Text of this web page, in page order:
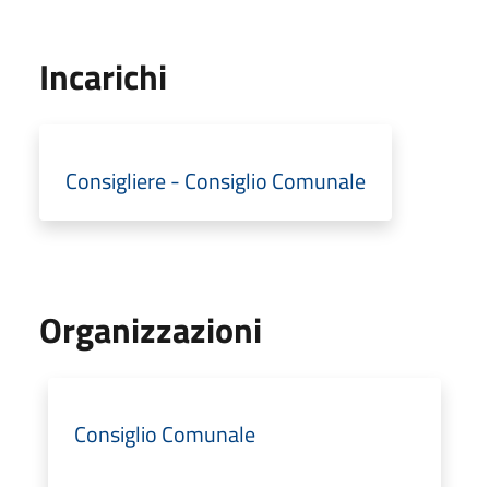
Incarichi
Consigliere - Consiglio Comunale
Organizzazioni
Consiglio Comunale